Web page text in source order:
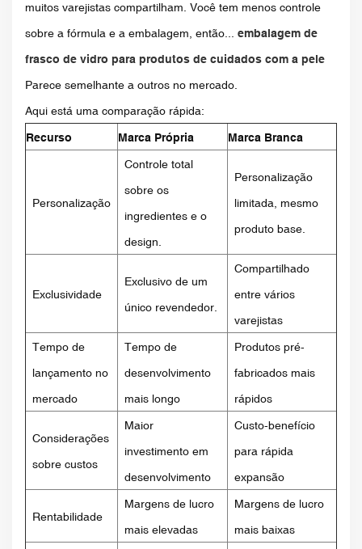
muitos varejistas compartilham. Você tem menos controle
sobre a fórmula e a embalagem, então... embalagem de
frasco de vidro para produtos de cuidados com a pele
Parece semelhante a outros no mercado.
Aqui está uma comparação rápida:
Recurso Marca Própria Marca Branca
Personalização
Controle total
sobre os
ingredientes e o
design.
Personalização
limitada, mesmo
produto base.
Exclusividade
Exclusivo de um
único revendedor.
Compartilhado
entre vários
varejistas
Tempo de
lançamento no
mercado
Tempo de
desenvolvimento
mais longo
Produtos pré-
fabricados mais
rápidos
Considerações
sobre custos
Maior
investimento em
desenvolvimento
Custo-benefício
para rápida
expansão
Rentabilidade
Margens de lucro
mais elevadas
Margens de lucro
mais baixas